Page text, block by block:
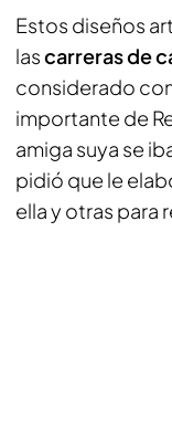
Estos diseños
lascarreras de
considerado
importante de
amiga suya se
pidió que le
ella y otras para